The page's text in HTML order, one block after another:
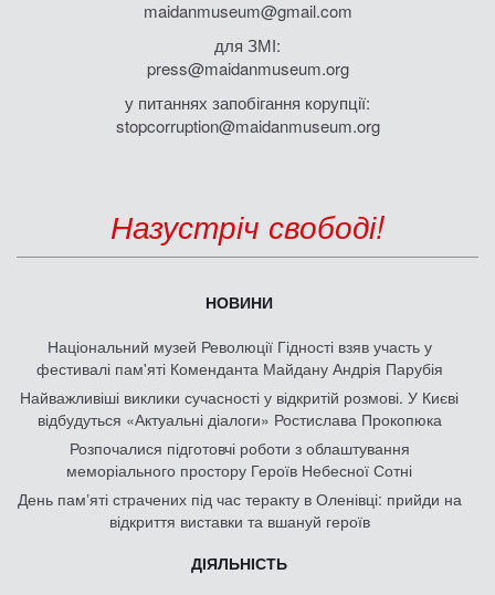
maidanmuseum@gmail.com
для ЗМІ:
press@maidanmuseum.org
у питаннях запобігання корупції:
stopcorruption@maidanmuseum.org
Назустріч свободі!
НОВИНИ
Національний музей Революції Гідності взяв участь у
фестивалі пам'яті Коменданта Майдану Андрія Парубія
Найважливіші виклики сучасності у відкритій розмові. У Києві
відбудуться «Актуальні діалоги» Ростислава Прокопюка
Розпочалися підготовчі роботи з облаштування
меморіального простору Героїв Небесної Сотні
День памʼяті страчених під час теракту в Оленівці: прийди на
відкриття виставки та вшануй героїв
ДІЯЛЬНІСТЬ